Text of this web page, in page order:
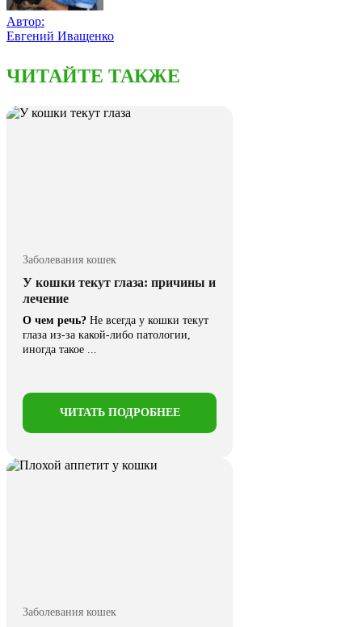
Автор:
Евгений Иващенко
ЧИТАЙТЕ ТАКЖЕ
Заболевания кошек
У кошки текут глаза: причины и
лечение
О чем речь? Не всегда у кошки текут
глаза из-за какой-либо патологии,
иногда такое ...
ЧИТАТЬ ПОДРОБНЕЕ
Заболевания кошек